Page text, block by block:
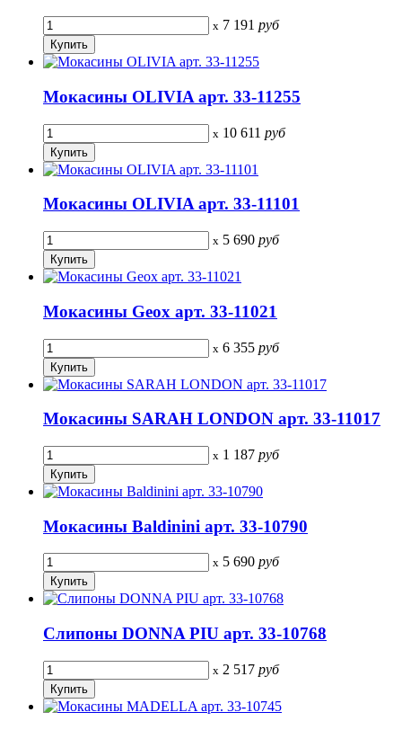
x 7 191 руб
Мокасины OLIVIA арт. 33-11255
x 10 611 руб
Мокасины OLIVIA арт. 33-11101
x 5 690 руб
Мокасины Geox арт. 33-11021
x 6 355 руб
Мокасины SARAH LONDON арт. 33-11017
x 1 187 руб
Мокасины Baldinini арт. 33-10790
x 5 690 руб
Слипоны DONNA PIU арт. 33-10768
x 2 517 руб